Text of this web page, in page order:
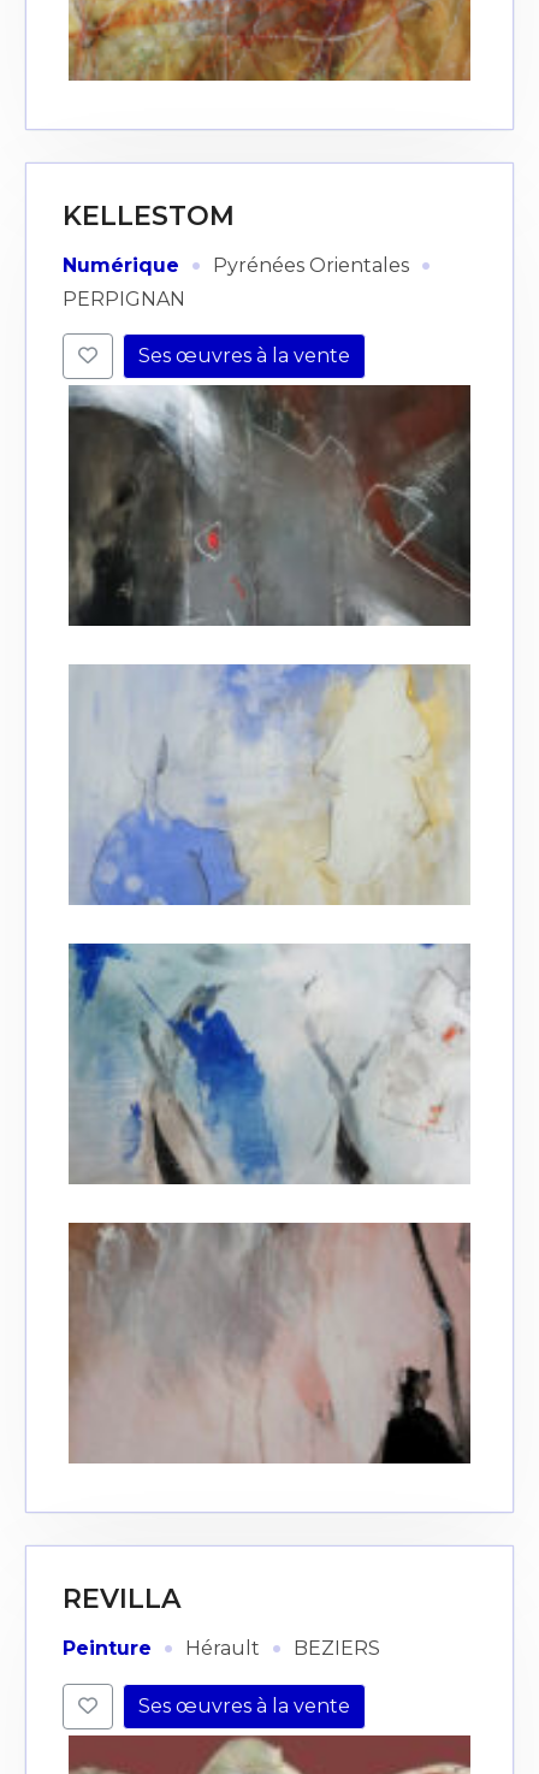
KELLESTOM
Numérique · Pyrénées Orientales ·
PERPIGNAN
Ses œuvres à la vente
REVILLA
Peinture · Hérault · BEZIERS
Ses œuvres à la vente